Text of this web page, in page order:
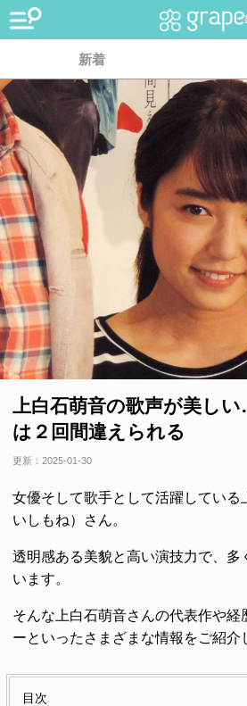
新着
上白石萌音の歌声が美し
は２回間違えられる
更新： 2025-01-30
女優そして歌手として活躍している
いしもね）さん。
透明感ある美貌と高い演技力で、多
います。
そんな上白石萌音さんの代表作や経
ーといったさまざまな情報をご紹介
目次